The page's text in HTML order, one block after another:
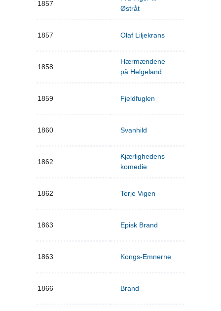
1857
Østråt
1857 Olaf Liljekrans
1858
Hærmændene
på Helgeland
1859 Fjeldfuglen
1860 Svanhild
1862
Kjærlighedens
komedie
1862 Terje Vigen
1863 Episk Brand
1863 Kongs-Emnerne
1866 Brand